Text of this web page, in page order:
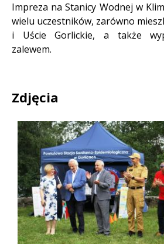
Impreza na Stanicy Wodnej w
wielu uczestników, zarówno
i Uście Gorlickie, a także
zalewem.
Zdjęcia